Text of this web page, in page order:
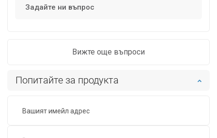
Задайте ни въпрос
Вижте още въпроси
Попитайте за продукта